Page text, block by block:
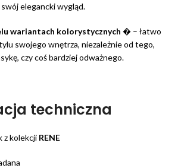
elegancki wygląd.
wariantach kolorystycznych � – łatwo
swojego wnętrza, niezależnie od tego,
czy coś bardziej odważnego.
techniczna
z kolekcji RENE